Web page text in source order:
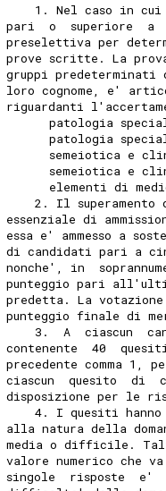
1. Nel caso in
pari  o  superiore  a
preselettiva per
prove scritte. La
gruppi
loro cognome, e'
riguardanti
patologia
patologia
semeiotica e
semeiotica e
elementi di
2. Il superamento
essenziale di
essa e' ammesso a
di candidati pari a
nonche', in
punteggio pari
predetta. La
punteggio finale di
3.  A  ciascun
contenente  40
precedente comma
ciascun  quesito  di
disposizione per le
4. I quesiti
alla natura della
media o difficile.
valore numerico che
singole  risposte